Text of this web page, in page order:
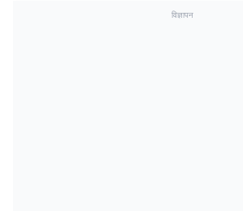
विज्ञापन